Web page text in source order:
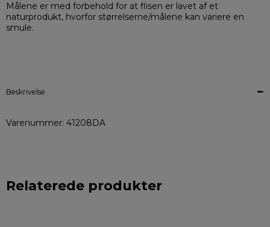
Målene er med forbehold for at flisen er lavet af et
naturprodukt, hvorfor størrelserne/målene kan variere en
smule.
Beskrivelse
Varenummer: 41208DA
Relaterede produkter